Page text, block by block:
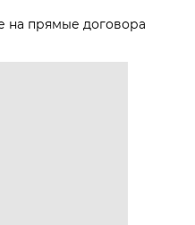
на прямые договора